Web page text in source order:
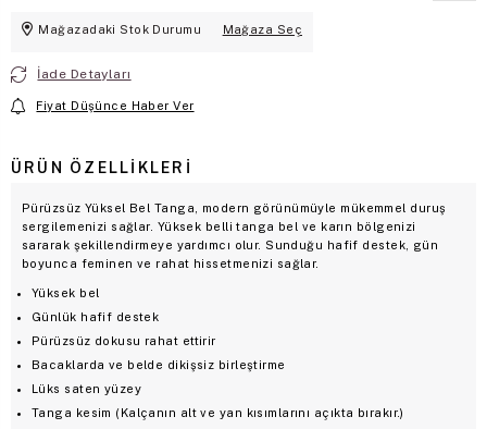
Mağazadaki Stok Durumu Mağaza Seç
İade Detayları
Fiyat Düşünce Haber Ver
ÜRÜN ÖZELLIKLERI
Pürüzsüz Yüksel Bel Tanga, modern görünümüyle mükemmel duruş
sergilemenizi sağlar. Yüksek belli tanga bel ve karın bölgenizi
sararak şekillendirmeye yardımcı olur. Sunduğu hafif destek, gün
boyunca feminen ve rahat hissetmenizi sağlar.
Yüksek bel
Günlük hafif destek
Pürüzsüz dokusu rahat ettirir
Bacaklarda ve belde dikişsiz birleştirme
Lüks saten yüzey
Tanga kesim (Kalçanın alt ve yan kısımlarını açıkta bırakır.)